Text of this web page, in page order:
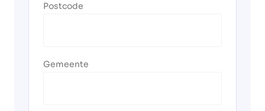
Postcode
Gemeente